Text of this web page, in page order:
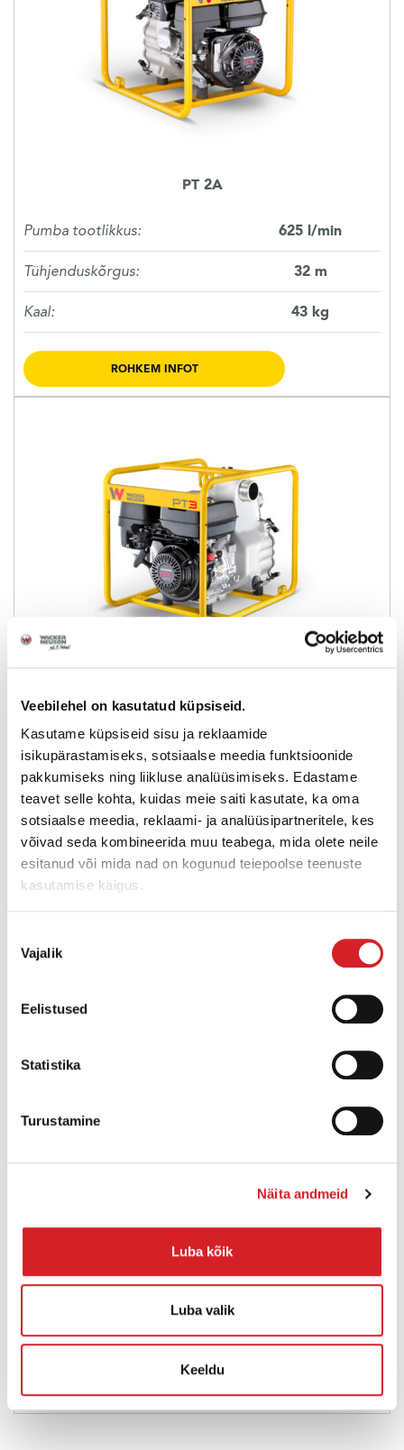
Veebilehel on kasutatud küpsiseid.
Kasutame küpsiseid sisu ja reklaamide
isikupärastamiseks, sotsiaalse meedia funktsioonide
pakkumiseks ning liikluse analüüsimiseks. Edastame
teavet selle kohta, kuidas meie saiti kasutate, ka oma
sotsiaalse meedia, reklaami- ja analüüsipartneritele, kes
võivad seda kombineerida muu teabega, mida olete neile
esitanud või mida nad on kogunud teiepoolse teenuste
kasutamise käigus.
valik
Vajalik
Eelistused
Statistika
Turustamine
Näita andmeid
Luba kõik
Luba valik
Keeldu
KASUTATUD TEHNIKA
KARJÄÄR
PT 2A
Pumba tootlikkus: 625 l/min
Tühjenduskõrgus: 32 m
Kaal: 43 kg
ROHKEM INFOT
Pumba tootlikkus:
Tühjenduskõrgus: 29,5 m
Kaal: 62 kg
ROHKEM INFOT
Tühjenduskõrgus: 24 m